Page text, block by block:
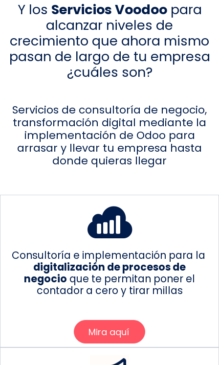
Y los Servicios Voodoopara
alcanzar niveles de
crecimiento que ahora mismo
pasan de largo de tu empresa
¿cuáles son?
Servicios de consultoría de negocio,
transformación digital mediante la
implementación de Odoo para
arrasar y llevar tu empresa hasta
donde quieras llegar
Consultoría e implementación para la
digitalización de procesos de
negocio que te permitan poner el
contador a cero y tirar millas
Mira aquí